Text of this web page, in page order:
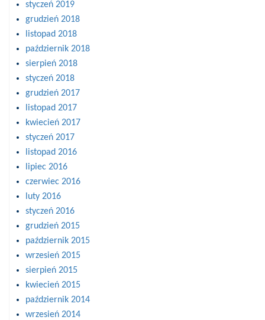
styczeń 2019
grudzień 2018
listopad 2018
październik 2018
sierpień 2018
styczeń 2018
grudzień 2017
listopad 2017
kwiecień 2017
styczeń 2017
listopad 2016
lipiec 2016
czerwiec 2016
luty 2016
styczeń 2016
grudzień 2015
październik 2015
wrzesień 2015
sierpień 2015
kwiecień 2015
październik 2014
wrzesień 2014